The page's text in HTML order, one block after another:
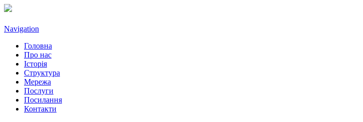
Navigation
Головна
Про нас
Історія
Структура
Мережа
Послуги
Посилання
Контакти